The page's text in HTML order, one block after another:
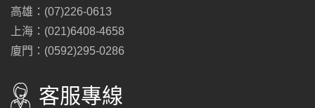
高雄：(07)226-0613
上海：(021)6408-4658
廈門：(0592)295-0286
客服專線